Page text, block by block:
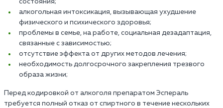
состояния;
алкогольная интоксикация, вызывающая ухудшение
физического и психического здоровья;
проблемы в семье, на работе, социальная дезадаптация,
связанные с зависимостью;
отсутствие эффекта от других методов лечения;
необходимость долгосрочного закрепления трезвого
образа жизни;
Перед кодировкой от алкоголя препаратом Эспераль
требуется полный отказ от спиртного в течение нескольких